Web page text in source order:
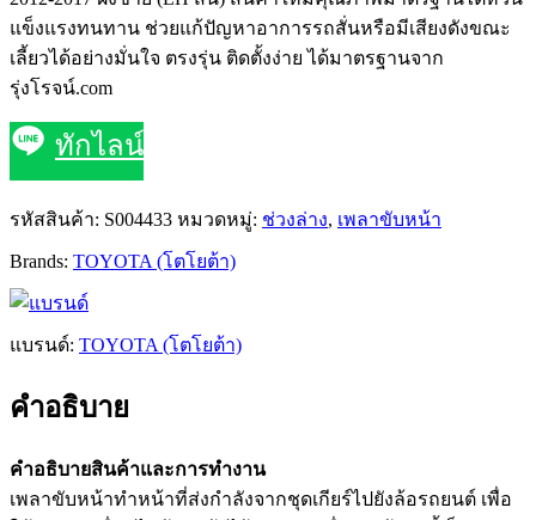
แข็งแรงทนทาน ช่วยแก้ปัญหาอาการรถสั่นหรือมีเสียงดังขณะ
เลี้ยวได้อย่างมั่นใจ ตรงรุ่น ติดตั้งง่าย ได้มาตรฐานจาก
รุ่งโรจน์.com
ทักไลน์
รหัสสินค้า: S004433 หมวดหมู่: ช่วงล่าง, เพลาขับหน้า
Brands: TOYOTA (โตโยต้า)
แบรนด์: TOYOTA (โตโยต้า)
คำอธิบาย
คำอธิบายสินค้าและการทำงาน
เพลาขับหน้าทำหน้าที่ส่งกำลังจากชุดเกียร์ไปยังล้อรถยนต์ เพื่อ